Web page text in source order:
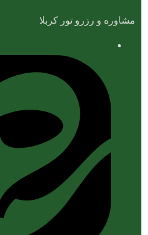
مشاوره و رزرو تور کربلا